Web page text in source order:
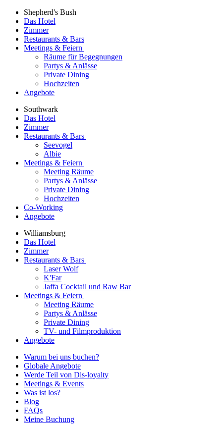
Shepherd's Bush
Das Hotel
Zimmer
Restaurants & Bars
Meetings & Feiern
Räume für Begegnungen
Partys & Anlässe
Private Dining
Hochzeiten
Angebote
Southwark
Das Hotel
Zimmer
Restaurants & Bars
Seevogel
Albie
Meetings & Feiern
Meeting Räume
Partys & Anlässe
Private Dining
Hochzeiten
Co-Working
Angebote
Williamsburg
Das Hotel
Zimmer
Restaurants & Bars
Laser Wolf
K'Far
Jaffa Cocktail und Raw Bar
Meetings & Feiern
Meeting Räume
Partys & Anlässe
Private Dining
TV- und Filmproduktion
Angebote
Warum bei uns buchen?
Globale Angebote
Werde Teil von Dis-loyalty
Meetings & Events
Was ist los?
Blog
FAQs
Meine Buchung